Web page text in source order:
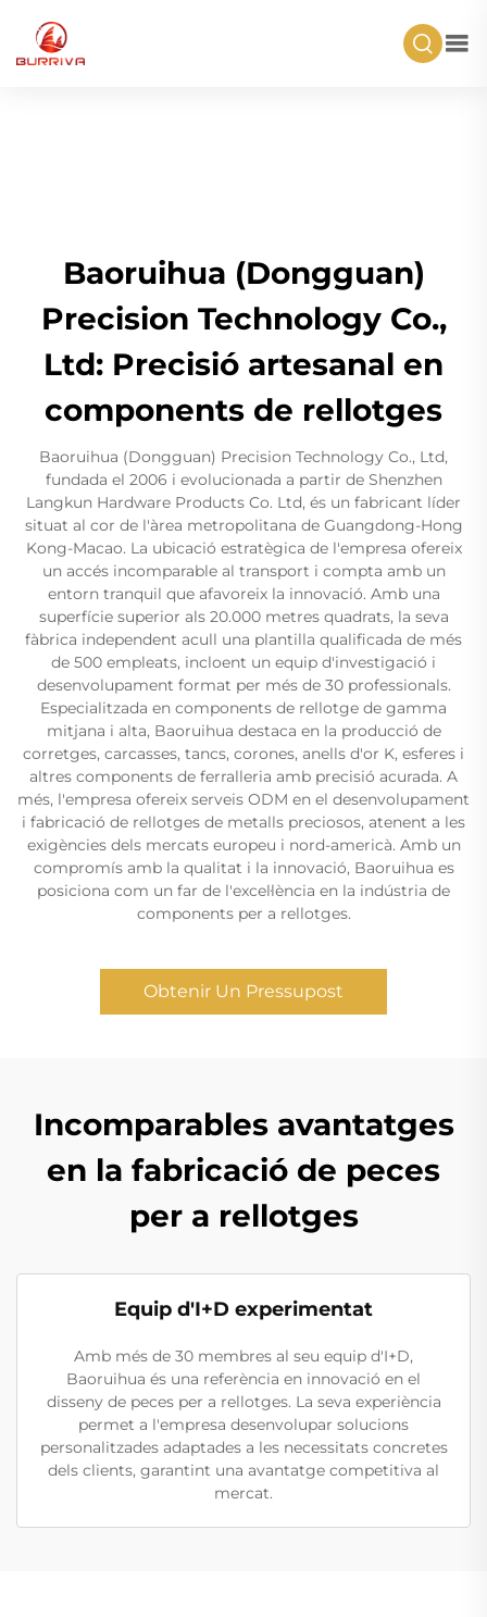
Baoruihua (Dongguan)
Precision Technology Co.,
Ltd: Precisió artesanal en
components de rellotges
Baoruihua (Dongguan) Precision Technology Co., Ltd,
fundada el 2006 i evolucionada a partir de Shenzhen
Langkun Hardware Products Co. Ltd, és un fabricant líder
situat al cor de l'àrea metropolitana de Guangdong-Hong
Kong-Macao. La ubicació estratègica de l'empresa ofereix
un accés incomparable al transport i compta amb un
entorn tranquil que afavoreix la innovació. Amb una
superfície superior als 20.000 metres quadrats, la seva
fàbrica independent acull una plantilla qualificada de més
de 500 empleats, incloent un equip d'investigació i
desenvolupament format per més de 30 professionals.
Especialitzada en components de rellotge de gamma
mitjana i alta, Baoruihua destaca en la producció de
corretges, carcasses, tancs, corones, anells d'or K, esferes i
altres components de ferralleria amb precisió acurada. A
més, l'empresa ofereix serveis ODM en el desenvolupament
i fabricació de rellotges de metalls preciosos, atenent a les
exigències dels mercats europeu i nord-americà. Amb un
compromís amb la qualitat i la innovació, Baoruihua es
posiciona com un far de l'excel·lència en la indústria de
components per a rellotges.
Obtenir Un Pressupost
Incomparables avantatges
en la fabricació de peces
per a rellotges
Equip d'I+D experimentat
Amb més de 30 membres al seu equip d'I+D,
Baoruihua és una referència en innovació en el
disseny de peces per a rellotges. La seva experiència
permet a l'empresa desenvolupar solucions
personalitzades adaptades a les necessitats concretes
dels clients, garantint una avantatge competitiva al
mercat.